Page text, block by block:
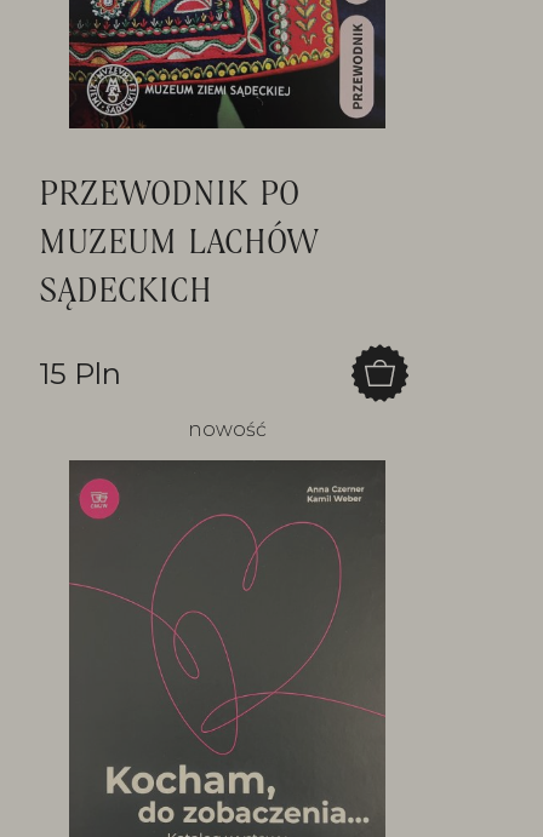
PRZEWODNIK PO
MUZEUM LACHÓW
SĄDECKICH
15 Pln
nowość